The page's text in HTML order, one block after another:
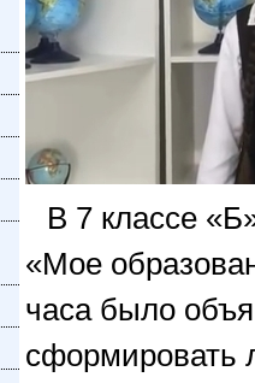
В 7 классе
«Мое
часа было
сформировать